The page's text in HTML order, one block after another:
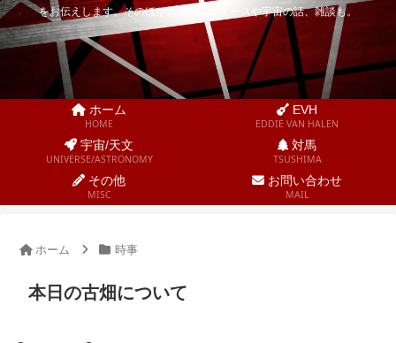
をお伝えします。そのほか気になるニュースや宇宙の話、雑談も。
ホーム
HOME
EVH
EDDIE VAN HALEN
宇宙/天文
UNIVERSE/ASTRONOMY
対馬
TSUSHIMA
その他
MISC
お問い合わせ
MAIL
ホーム 時事
本日の古畑について